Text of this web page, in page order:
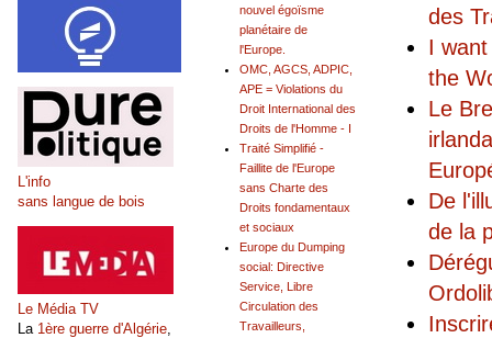
des
I
the
Le
De
de la
nouvel égoïsme
planétaire de
l'Europe.
OMC, AGCS, ADPIC,
APE = Violations du
Droit International des
Droits de l'Homme - I
Traité Simplifié -
Faillite de l'Europe
sans Charte des
Droits fondamentaux
et sociaux
Europe du Dumping
social: Directive
Service, Libre
Circulation des
Travailleurs,
L'info
sans langue de bois
Le Média TV
La 1ère guerre d'Algérie